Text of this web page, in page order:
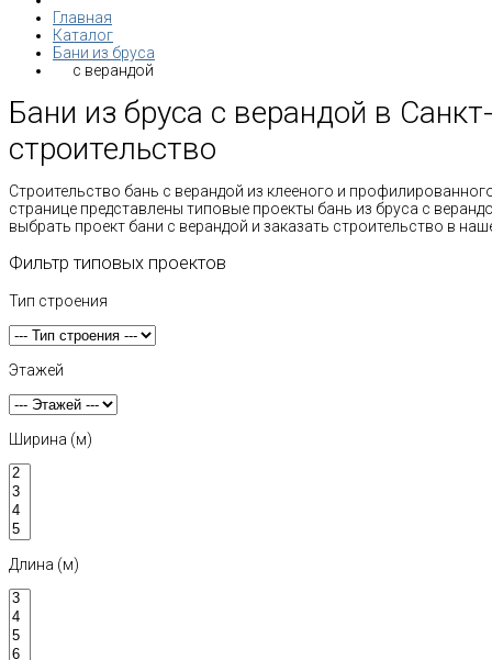
Главная
Каталог
Бани из бруса
с верандой
Бани из бруса с верандой в
строительство
Строительство бань с верандой из клееного и
странице представлены типовые проекты бань из бруса с
выбрать проект бани с верандой и заказать строительство в
Фильтр типовых проектов
Тип строения
Этажей
Ширина (м)
Длина (м)